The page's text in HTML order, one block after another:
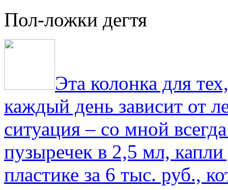
Пол-ложки дегтя
Эта колонка для
каждый день зависит от
ситуация – со мной
пузыречек в 2,5 мл,
пластике за 6 тыс. руб.,